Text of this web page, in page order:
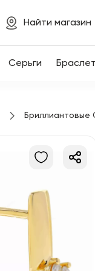
Найти магазин
Серьги
Бриллиантовые